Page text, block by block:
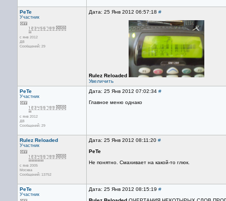
PeTe
Участник
с янв 2012
ДВ
Сообщений: 29
Дата: 25 Янв 2012 06:57:18 #
Rulez Reloaded
Увеличить
PeTe
Участник
с янв 2012
ДВ
Сообщений: 29
Дата: 25 Янв 2012 07:02:34 #
Главное меню однако
Rulez Reloaded
Участник
с янв 2005
Москва
Сообщений: 13752
Дата: 25 Янв 2012 08:11:20 #
PeTe
Не понятно. Смахивает на какой-то глюк.
PeTe
Участник
Дата: 25 Янв 2012 08:15:19 #